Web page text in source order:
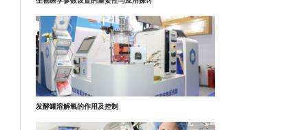
发酵罐溶解氧的作用及控制